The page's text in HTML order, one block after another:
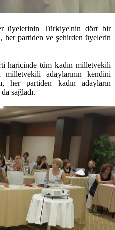
üyelerinin Türkiye'nin dört bir
her partiden ve şehirden üyelerin
haricinde tüm kadın milletvekili
milletvekili adaylarının kendini
her partiden kadın adayların
sağladı.